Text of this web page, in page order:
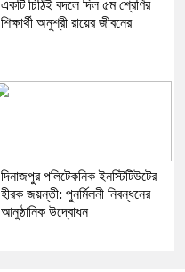
একটি চিঠিই বদলে দিল ৫ম শ্রেণির
শিক্ষার্থী অনুশ্রী রায়ের জীবনের
দিনাজপুর পলিটেকনিক ইনস্টিটিউটের
হীরক জয়ন্তী: পুনর্মিলনী নিবন্ধনের
আনুষ্ঠানিক উদ্বোধন